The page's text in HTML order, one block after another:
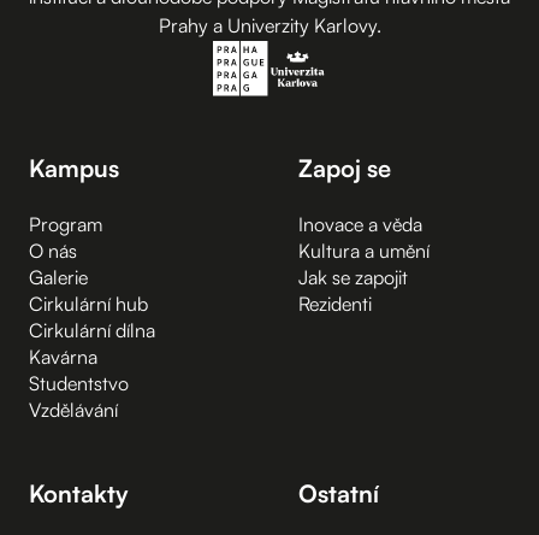
Prahy a Univerzity Karlovy.
Kampus
Program
O nás
Galerie
Cirkulární hub
Cirkulární dílna
Kavárna
Studentstvo
Vzdělávání
Zapoj se
Inovace a věda
Kultura a umění
Jak se zapojit
Rezidenti
Kontakty Ostatní